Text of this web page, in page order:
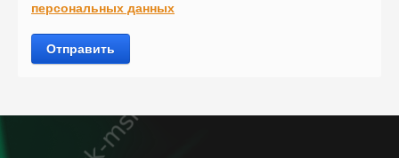
персональных данных
Отправить